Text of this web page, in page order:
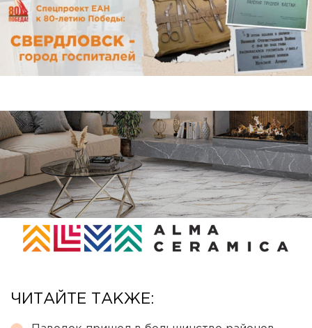
ЧИТАЙТЕ ТАКЖЕ: